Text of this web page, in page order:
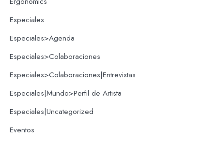
Especiales
Especiales>Agenda
Especiales>Colaboraciones
Especiales>Colaboraciones|Entrevistas
Especiales|Mundo>Perfil de Artista
Especiales|Uncategorized
Eventos